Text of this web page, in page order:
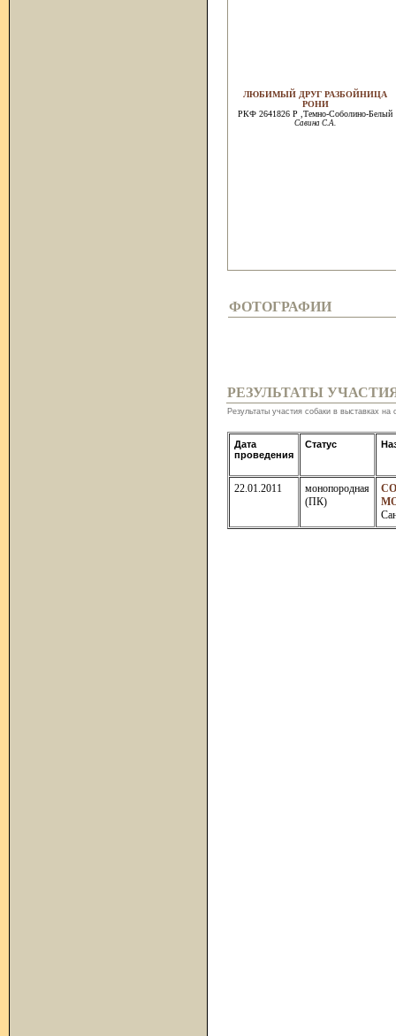
ЛЮБИМЫЙ ДРУГ РАЗБОЙНИЦА
РОНИ
РКФ 2641826 Р ,Темно-Соболино-Белый
Савина С.А.
ФОТОГРАФИИ
РЕЗУЛЬТАТЫ
Результаты участия собаки в выставках
Дата
проведения
Статус
22.01.2011
монопородная
(ПК)